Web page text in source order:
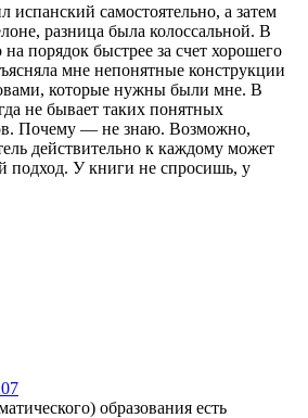
испанский самостоятельно, а затем
разница была колоссальной. В
порядок быстрее за счет хорошего
мне непонятные конструкции
которые нужны были мне. В
не бывает таких понятных
Почему — не знаю. Возможно,
действительно к каждому может
подход. У книги не спросишь, у
образования есть